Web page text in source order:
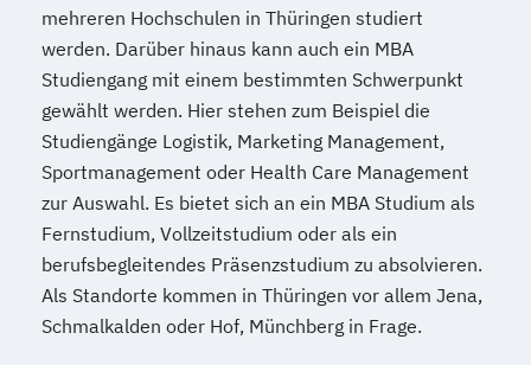
mehreren Hochschulen in Thüringen studiert
werden. Darüber hinaus kann auch ein MBA
Studiengang mit einem bestimmten Schwerpunkt
gewählt werden. Hier stehen zum Beispiel die
Studiengänge Logistik, Marketing Management,
Sportmanagement oder Health Care Management
zur Auswahl. Es bietet sich an ein MBA Studium als
Fernstudium, Vollzeitstudium oder als ein
berufsbegleitendes Präsenzstudium zu absolvieren.
Als Standorte kommen in Thüringen vor allem Jena,
Schmalkalden oder Hof, Münchberg in Frage.